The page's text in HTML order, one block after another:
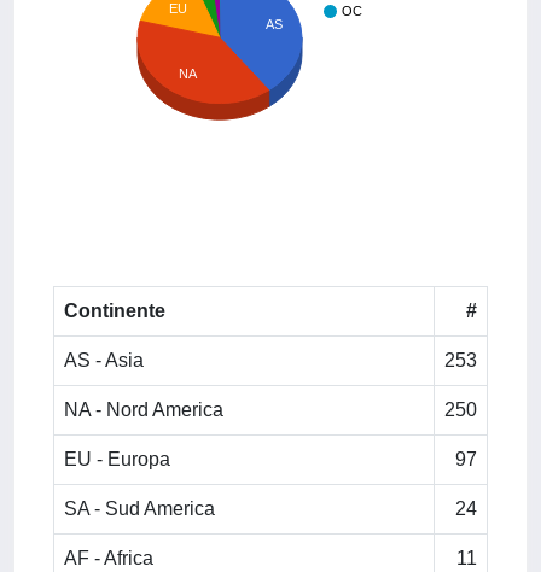
OC
AS
EU
NA
Continente #
AS - Asia 253
NA - Nord America 250
EU - Europa 97
SA - Sud America 24
AF - Africa 11